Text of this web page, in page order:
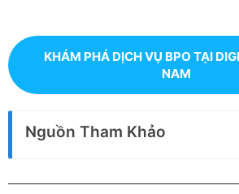
KHÁM PHÁ DỊCH VỤ BPO TẠI
NAM
Nguồn Tham Khảo